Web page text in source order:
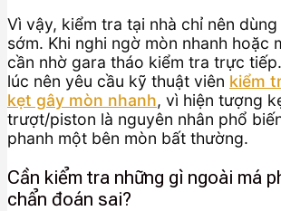
Vì vậy, kiểm tra tại nhà chỉ nên
sớm. Khi nghi ngờ mòn nhanh hoặc
cần nhờ gara tháo kiểm tra trực
lúc nên yêu cầu kỹ thuật viên kiểm
kẹt gây mòn nhanh, vì hiện tượng
trượt/piston là nguyên nhân phổ
phanh một bên mòn bất thường.
Cần kiểm tra những gì ngoài má
chẩn đoán sai?